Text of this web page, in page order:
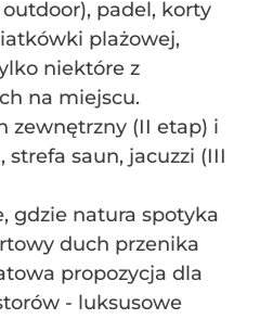
padel, korty
plażowej,
niektóre z
na miejscu.
zewnętrzny (II etap) i
strefa saun, jacuzzi (III
gdzie natura spotyka
duch przenika
propozycja dla
- luksusowe